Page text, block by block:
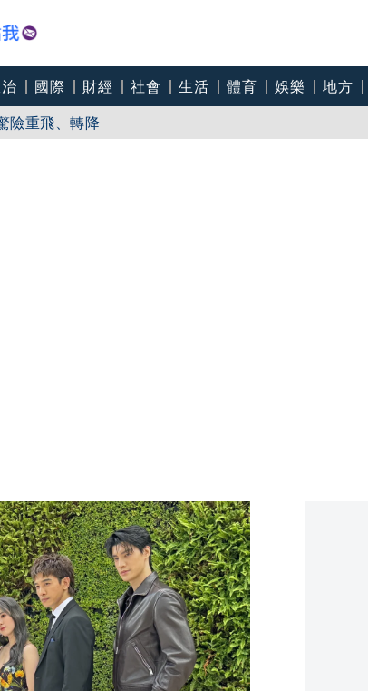
國際 財經 社會 生活 體育 娛樂 地方
險重飛、轉降
出屍臭「家人才知」